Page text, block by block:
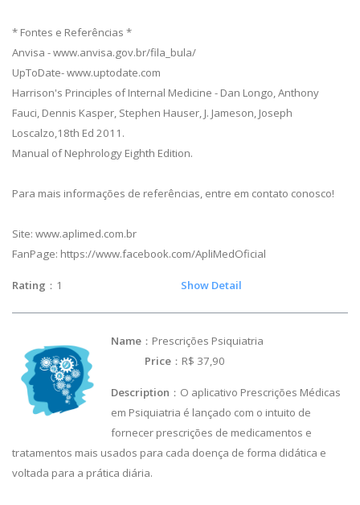
* Fontes e Referências *
Anvisa - www.anvisa.gov.br/fila_bula/
UpToDate- www.uptodate.com
Harrison's Principles of Internal Medicine - Dan Longo, Anthony
Fauci, Dennis Kasper, Stephen Hauser, J. Jameson, Joseph
Loscalzo,18th Ed 2011.
Manual of Nephrology Eighth Edition.
Para mais informações de referências, entre em contato conosco!
Site: www.aplimed.com.br
FanPage: https://www.facebook.com/ApliMedOficial
Rating ：1 Show Detail
Name ：Prescrições Psiquiatria
Price ：R$ 37,90
Description ：O aplicativo Prescrições Médicas
em Psiquiatria é lançado com o intuito de
fornecer prescrições de medicamentos e
tratamentos mais usados para cada doença de forma didática e
voltada para a prática diária.